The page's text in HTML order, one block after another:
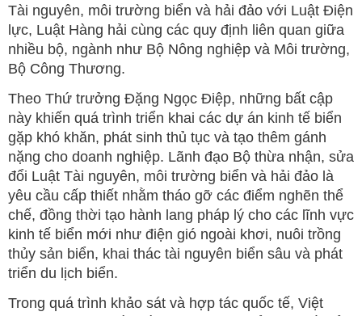
Tài nguyên, môi trường biển và hải đảo với Luật Điện
lực, Luật Hàng hải cùng các quy định liên quan giữa
nhiều bộ, ngành như Bộ Nông nghiệp và Môi trường,
Bộ Công Thương.
Theo Thứ trưởng Đặng Ngọc Điệp, những bất cập
này khiến quá trình triển khai các dự án kinh tế biển
gặp khó khăn, phát sinh thủ tục và tạo thêm gánh
nặng cho doanh nghiệp. Lãnh đạo Bộ thừa nhận, sửa
đổi Luật Tài nguyên, môi trường biển và hải đảo là
yêu cầu cấp thiết nhằm tháo gỡ các điểm nghẽn thể
chế, đồng thời tạo hành lang pháp lý cho các lĩnh vực
kinh tế biển mới như điện gió ngoài khơi, nuôi trồng
thủy sản biển, khai thác tài nguyên biển sâu và phát
triển du lịch biển.
Trong quá trình khảo sát và hợp tác quốc tế, Việt